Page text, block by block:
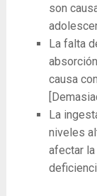
son
La falta
causa
La
niveles
afectar